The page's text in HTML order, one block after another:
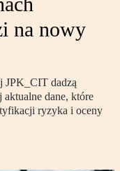
na nowy
JPK_CIT dadzą
aktualne dane, które
ryzyka i oceny